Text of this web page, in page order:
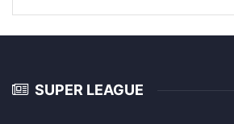
SUPER LEAGUE